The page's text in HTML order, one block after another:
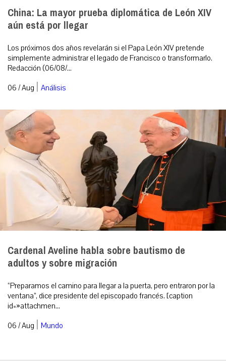
China: La mayor prueba diplomática de León XIV
aún está por llegar
Los próximos dos años revelarán si el Papa León XIV pretende
simplemente administrar el legado de Francisco o transformarlo.
Redacción (06/08/...
06 / Aug | Análisis
Cardenal Aveline habla sobre bautismo de
adultos y sobre migración
“Preparamos el camino para llegar a la puerta, pero entraron por la
ventana”, dice presidente del episcopado francés. [caption
id=»attachmen...
06 / Aug | Mundo